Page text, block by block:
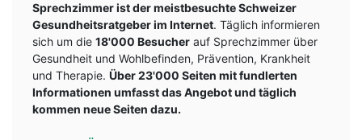
Sprechzimmer ist der meistbesuchte Schweizer
Gesundheitsratgeber im Internet. Täglich informieren
sich um die 18'000 Besucher auf Sprechzimmer über
Gesundheit und Wohlbefinden, Prävention, Krankheit
und Therapie. Über 23'000 Seiten mit fundlerten
Informationen umfasst das Angebot und täglich
kommen neue Seiten dazu.